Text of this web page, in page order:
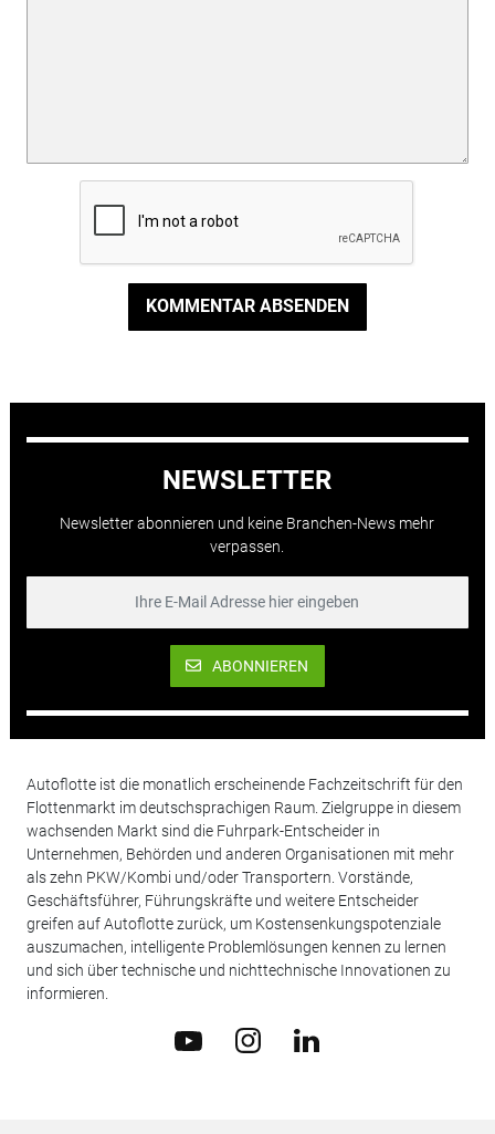
KOMMENTAR ABSENDEN
NEWSLETTER
Newsletter abonnieren und keine Branchen-News mehr
verpassen.
ABONNIEREN
Autoflotte ist die monatlich erscheinende Fachzeitschrift für den
Flottenmarkt im deutschsprachigen Raum. Zielgruppe in diesem
wachsenden Markt sind die Fuhrpark-Entscheider in
Unternehmen, Behörden und anderen Organisationen mit mehr
als zehn PKW/Kombi und/oder Transportern. Vorstände,
Geschäftsführer, Führungskräfte und weitere Entscheider
greifen auf Autoflotte zurück, um Kostensenkungspotenziale
auszumachen, intelligente Problemlösungen kennen zu lernen
und sich über technische und nichttechnische Innovationen zu
informieren.